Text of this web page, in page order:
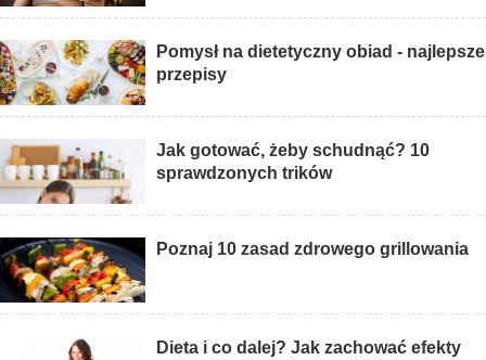
Pomysł na dietetyczny obiad - najlepsze
przepisy
Jak gotować, żeby schudnąć? 10
sprawdzonych trików
Poznaj 10 zasad zdrowego grillowania
Dieta i co dalej? Jak zachować efekty